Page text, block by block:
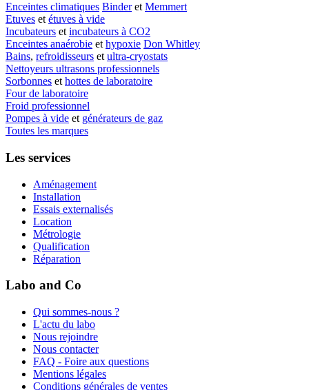
Enceintes climatiques Binderet Memmert
Etuves et étuves à vide
Incubateurs et incubateurs à CO2
Enceintes anaérobie et hypoxie Don Whitley
Bains, refroidisseurs et ultra-cryostats
Nettoyeurs ultrasons professionnels
Sorbonnes et hottes de laboratoire
Four de laboratoire
Froid professionnel
Pompes à vide et générateurs de gaz
Toutes les marques
Les services
Aménagement
Installation
Essais externalisés
Location
Métrologie
Qualification
Réparation
Labo and Co
Qui sommes-nous ?
L'actu du labo
Nous rejoindre
Nous contacter
FAQ - Foire aux questions
Mentions légales
Conditions générales de ventes